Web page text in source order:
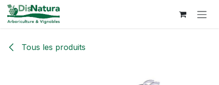
Se rendre au contenu
Tous les produits